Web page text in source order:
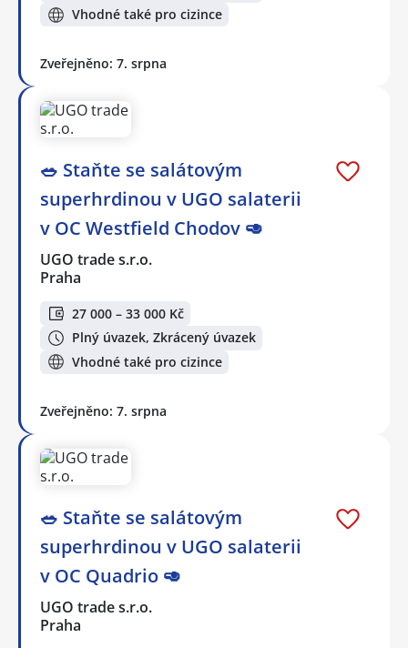
Vhodné také pro cizince
Zveřejněno: 7. srpna
🥗 Staňte se salátovým
superhrdinou v UGO salaterii
v OC Westfield Chodov 🥑
UGO trade s.r.o.
Praha
27 000 – 33 000 Kč
Plný úvazek, Zkrácený úvazek
Vhodné také pro cizince
Zveřejněno: 7. srpna
🥗 Staňte se salátovým
superhrdinou v UGO salaterii
v OC Quadrio 🥑
UGO trade s.r.o.
Praha